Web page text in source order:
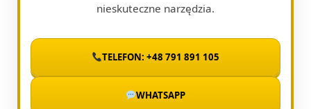
nieskuteczne narzędzia.
TELEFON: +48 791 891 105
WHATSAPP